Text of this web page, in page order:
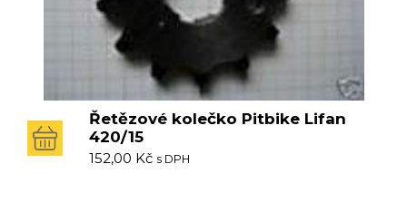
Řetězové kolečko Pitbike Lifan
420/15
152,00 Kč s DPH